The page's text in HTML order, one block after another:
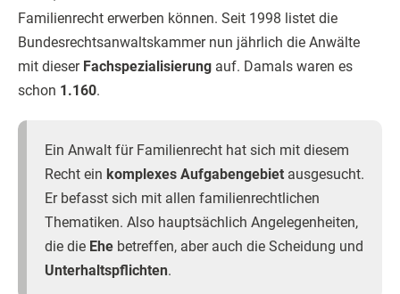
Familienrecht erwerben können. Seit 1998 listet die
Bundesrechtsanwaltskammer nun jährlich die Anwälte
mit dieser Fachspezialisierung auf. Damals waren es
schon 1.160.
Ein Anwalt für Familienrecht hat sich mit diesem
Recht ein komplexes Aufgabengebiet ausgesucht.
Er befasst sich mit allen familienrechtlichen
Thematiken. Also hauptsächlich Angelegenheiten,
die die Ehe betreffen, aber auch die Scheidung und
Unterhaltspflichten.